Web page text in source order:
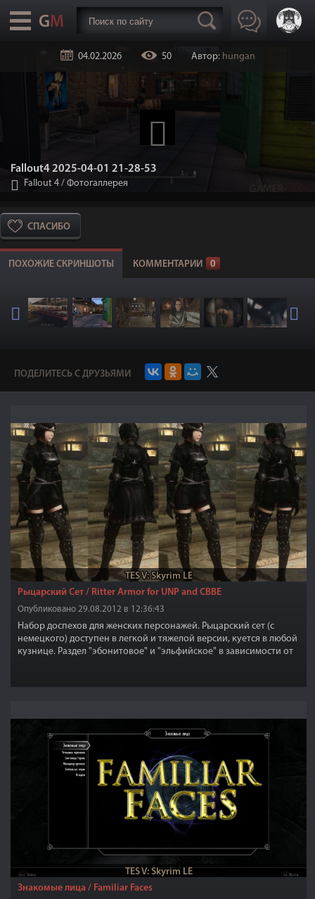
04.02.2026 50 Автор: hungan
Fallout4 2025-04-01 21-28-53
Fallout 4 / Фотогаллерея
СПАСИБО
ПОХОЖИЕ СКРИНШОТЫ КОММЕНТАРИИ 0
ПОДЕЛИТЕСЬ С ДРУЗЬЯМИ
TES V: Skyrim LE
Рыцарский Сет / Ritter Armor for UNP and CBBE
Опубликовано 29.08.2012 в 12:36:43
Набор доспехов для женских персонажей. Рыцарский сет (с
немецкого) доступен в легкой и тяжелой версии, куется в любой
кузнице. Раздел "эбонитовое" и "эльфийское" в зависимости от
TES V: Skyrim LE
Знакомые лица / Familiar Faces